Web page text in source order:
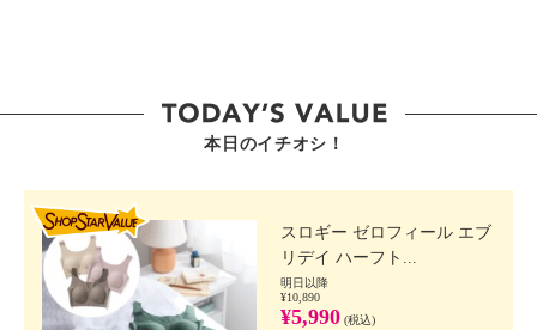
本日のイチオシ！
スロギー ゼロフィール エブ
リデイ ハーフト...
明日以降
¥10,890
¥5,990 (税込)